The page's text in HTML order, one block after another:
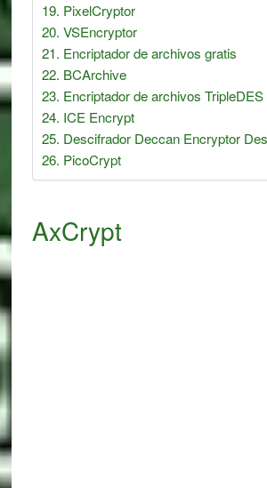
PixelCryptor
VSEncryptor
Encriptador de archivos gratis
BCArchive
Encriptador de archivos TripleDES
ICE Encrypt
Descifrador Deccan Encryptor
PicoCrypt
AxCrypt